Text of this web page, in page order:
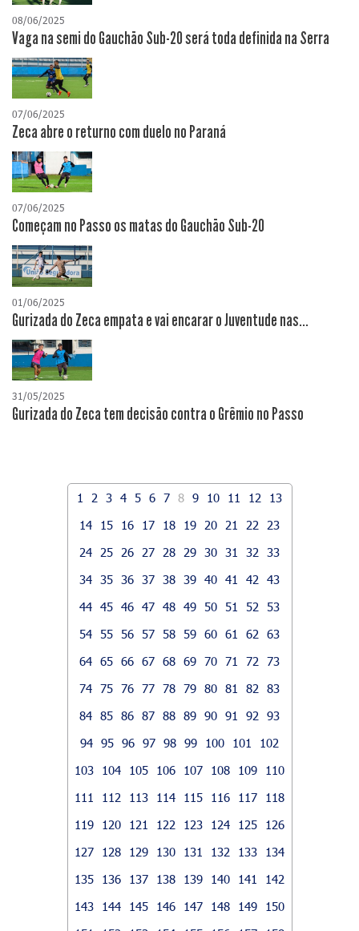
08/06/2025
Vaga na semi do Gauchão Sub-20 será toda definida na Serra
07/06/2025
Zeca abre o returno com duelo no Paraná
07/06/2025
Começam no Passo os matas do Gauchão Sub-20
01/06/2025
Gurizada do Zeca empata e vai encarar o Juventude nas...
31/05/2025
Gurizada do Zeca tem decisão contra o Grêmio no Passo
1 2 3 4 5 6 7 8 9 10 11 12
13
14
15 16 17 18 19 20 21 22
23
24
25 26 27 28 29 30 31 32
33
34 35 36 37 38 39 40 41 42
43
44 45 46 47 48 49 50 51 52
53
54 55 56 57 58 59 60 61 62
63
64 65 66 67 68 69 70 71 72
73
74 75 76 77 78 79 80 81 82
83
84 85 86 87 88 89 90 91 92
93
94 95 96 97 98 99 100 101
102
103
104 105 106 107 108 109
110
111
112 113 114 115 116 117
118
119
120 121 122 123 124 125
126
127
128 129 130 131 132 133
134
135
136 137 138 139 140 141
142
143
144 145 146 147 148 149
150